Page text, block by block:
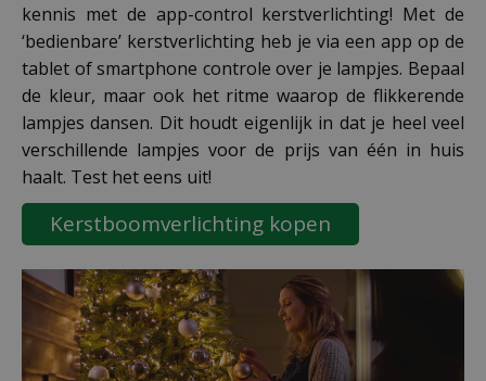
kennis met de app-control kerstverlichting! Met de
‘bedienbare’ kerstverlichting heb je via een app op de
tablet of smartphone controle over je lampjes. Bepaal
de kleur, maar ook het ritme waarop de flikkerende
lampjes dansen. Dit houdt eigenlijk in dat je heel veel
verschillende lampjes voor de prijs van één in huis
haalt. Test het eens uit!
Kerstboomverlichting kopen